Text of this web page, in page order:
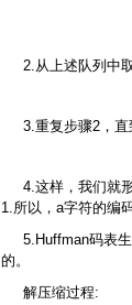
2.从上述队列中
3.重复步骤2，直
4.这样，我们就
1.所以，a字符的编
5.Huffman码表
的。
解压缩过程: